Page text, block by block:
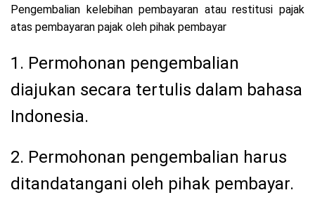
Pengembalian kelebihan pembayaran atau restitusi pajak
atas pembayaran pajak oleh pihak pembayar
1. Permohonan pengembalian
diajukan secara tertulis dalam bahasa
Indonesia.
2. Permohonan pengembalian harus
ditandatangani oleh pihak pembayar.